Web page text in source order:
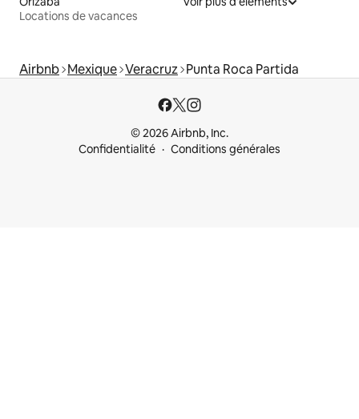
Locations de vacances
Airbnb Mexique Veracruz Punta Roca Partida
© 2026 Airbnb, Inc.
Confidentialité
Conditions générales